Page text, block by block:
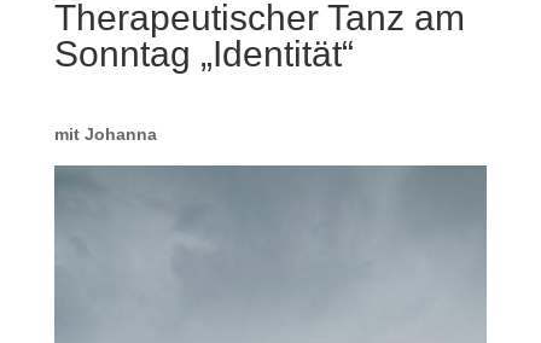
Therapeutischer Tanz am
Sonntag „Identität“
mit Johanna